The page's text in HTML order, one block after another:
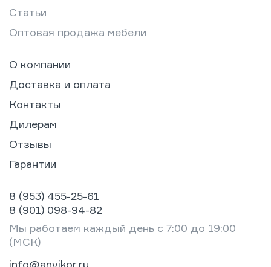
Статьи
Оптовая продажа мебели
О компании
Доставка и оплата
Контакты
Дилерам
Отзывы
Гарантии
8 (953) 455-25-61
8 (901) 098-94-82
Мы работаем каждый день с 7:00 до 19:00
(МСК)
info@anvikor.ru